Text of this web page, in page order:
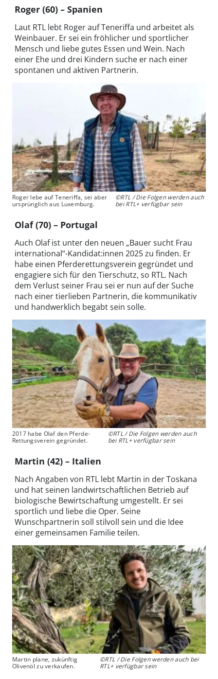
Roger (60) – Spanien
Laut RTL lebt Roger auf Teneriffa und arbeitet als
Weinbauer. Er sei ein fröhlicher und sportlicher
Mensch und liebe gutes Essen und Wein. Nach
einer Ehe und drei Kindern suche er nach einer
spontanen und aktiven Partnerin.
Roger lebe auf Teneriffa, sei aber
ursprünglich aus Luxemburg.
©RTL / Die Folgen werden auch
bei RTL+ verfügbar sein
Olaf (70) – Portugal
Auch Olaf ist unter den neuen „Bauer sucht Frau
international“-Kandidat:innen 2025 zu finden. Er
habe einen Pferderettungsverein gegründet und
engagiere sich für den Tierschutz, so RTL. Nach
dem Verlust seiner Frau sei er nun auf der Suche
nach einer tierlieben Partnerin, die kommunikativ
und handwerklich begabt sein solle.
2017 habe Olaf den Pferde-
Rettungsverein gegründet.
©RTL / Die Folgen werden auch
bei RTL+ verfügbar sein
Martin (42) – Italien
Nach Angaben von RTL lebt Martin in der Toskana
und hat seinen landwirtschaftlichen Betrieb auf
biologische Bewirtschaftung umgestellt. Er sei
sportlich und liebe die Oper. Seine
Wunschpartnerin soll stilvoll sein und die Idee
einer gemeinsamen Familie teilen.
Martin plane, zukünftig
Olivenöl zu verkaufen.
©RTL / Die Folgen werden auch bei
RTL+ verfügbar sein